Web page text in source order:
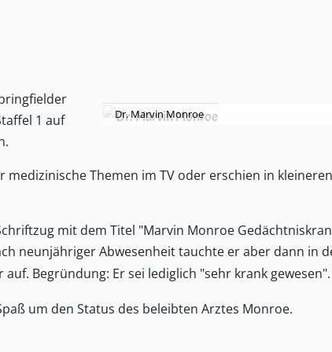
Dr. Marvin Monroe
1 auf
Themen im TV oder erschien in kleineren
mit dem Titel "Marvin Monroe
neunjähriger Abwesenheit tauchte er aber dann in
auf. Begründung: Er sei lediglich "sehr krank gewesen".
um den Status des beleibten Arztes Monroe.